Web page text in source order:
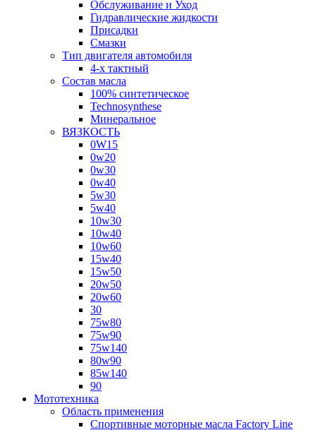
Обслуживание и Уход
Гидравлические жидкости
Присадки
Смазки
Тип двигателя автомобиля
4-х тактный
Состав масла
100% синтетическое
Technosynthese
Минеральное
ВЯЗКОСТЬ
0W15
0w20
0w30
0w40
5w30
5w40
10w30
10w40
10w60
15w40
15w50
20w50
20w60
30
75w80
75w90
75w140
80w90
85w140
90
Мототехника
Область применения
Спортивные моторные масла Factory Line